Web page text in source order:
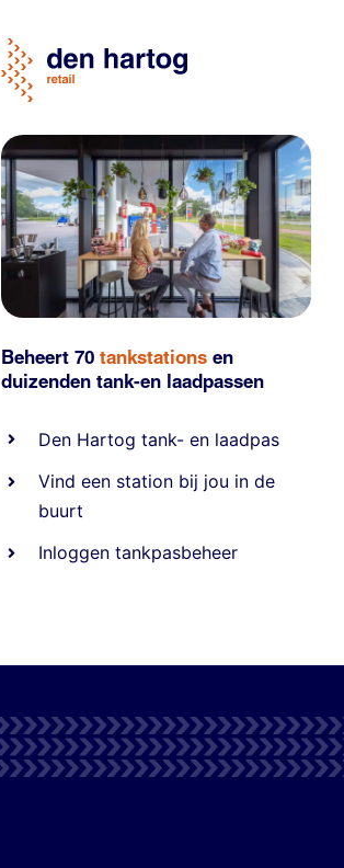
Beheert 70tankstationsen
duizendentank-en laadpassen
Den Hartog tank- en laadpas
Vind een station bij jou in de
buurt
Inloggen tankpasbeheer